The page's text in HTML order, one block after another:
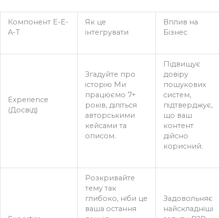
Компонент E-E-
A-T
Як це
інтегрувати
Вплив на
Бізнес
Experience
(Досвід)
Згадуйте про
історію Ми
працюємо 7+
років, діліться
авторськими
кейсами та
описом.
Підвищує
довіру
пошукових
систем,
підтверджує,
що ваш
контент
дійсно
корисний.
Розкривайте
тему так
глибоко, ніби це
ваша остання
Задовольняє
найскладніші